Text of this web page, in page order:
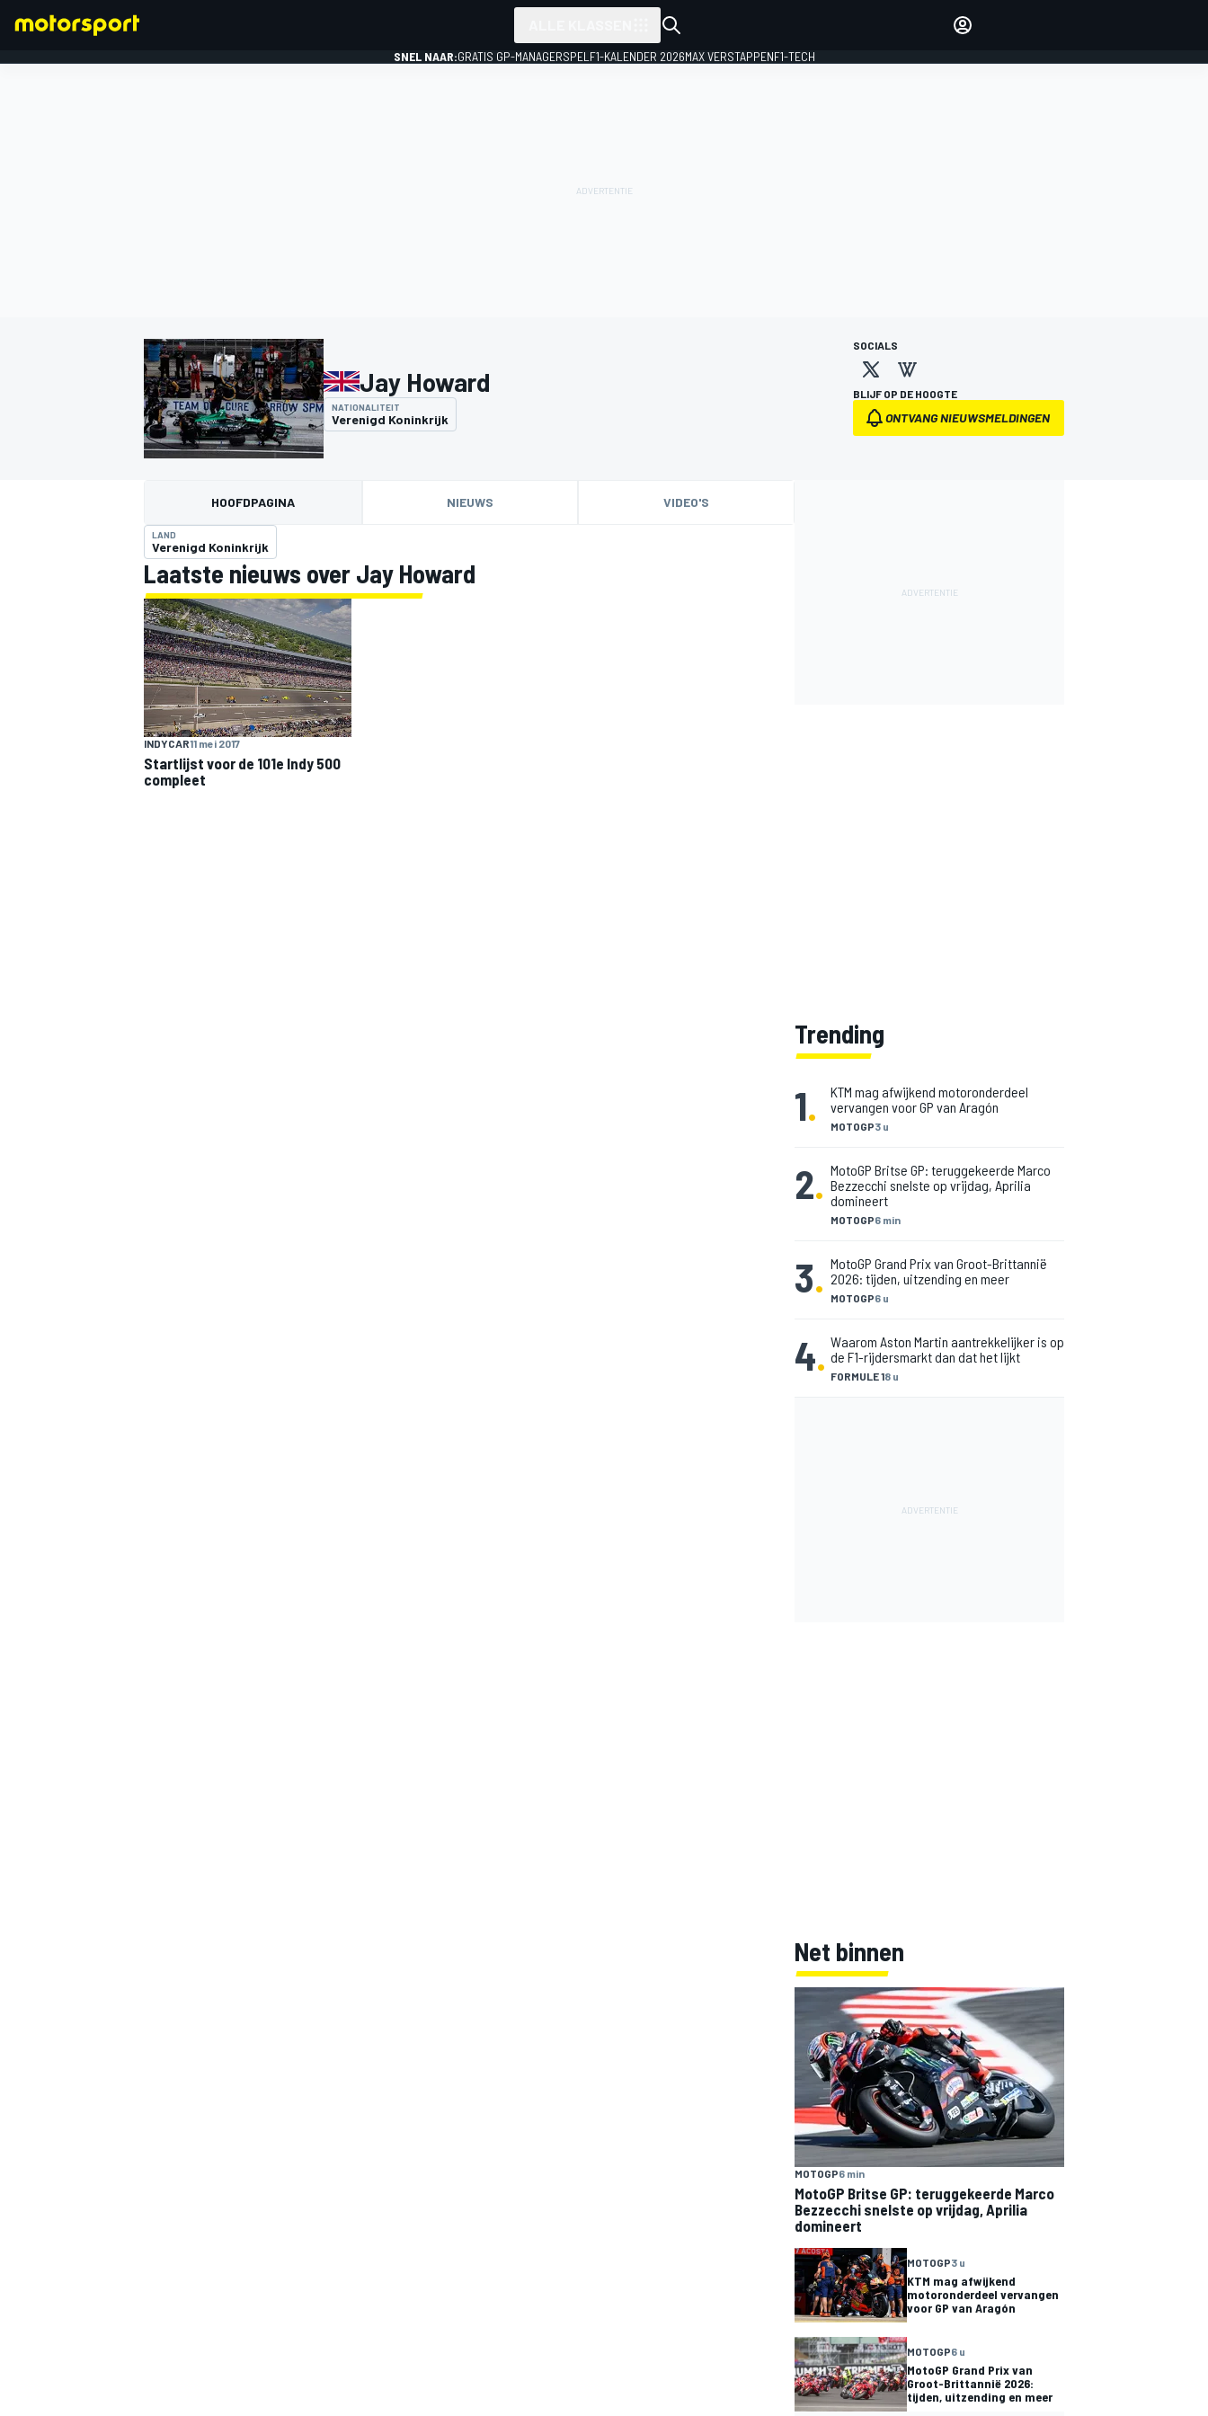
MOTOGP
SNEL NAAR:GRATIS GP-MANAGERSPEL F1-KALENDER 2026MAX VERSTAPPENF1-TECH
Jay Howard
NATIONALITEIT
Verenigd Koninkrijk
SOCIALS
BLIJF OP DE HOOGTE
ONTVANG NIEUWSMELDINGEN
HOOFDPAGINA NIEUWS VIDEO'S
LAND
Verenigd Koninkrijk
Laatste nieuws over Jay Howard
INDYCAR11 mei 2017
Startlijst voor de 101e Indy 500
compleet
Trending
1. MOTOGP3 u
KTM mag afwijkend motoronderdeel
vervangen voor GP van Aragón
2.
MOTOGP6 min
MotoGP Britse GP: teruggekeerde Marco
Bezzecchi snelste op vrijdag, Aprilia
domineert
3. MOTOGP6 u
MotoGP Grand Prix van Groot-Brittannië
2026: tijden, uitzending en meer
4. FORMULE 18 u
Waarom Aston Martin aantrekkelijker is op
de F1-rijdersmarkt dan dat het lijkt
Net binnen
MOTOGP6 min
MotoGP Britse GP: teruggekeerde Marco
Bezzecchi snelste op vrijdag, Aprilia
domineert
MOTOGP3 u
KTM mag afwijkend
motoronderdeel vervangen
voor GP van Aragón
MOTOGP6 u
MotoGP Grand Prix van
Groot-Brittannië 2026:
tijden, uitzending en meer